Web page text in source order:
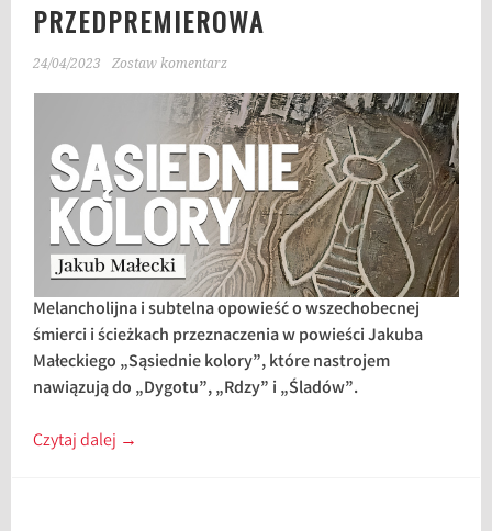
PRZEDPREMIEROWA
24/04/2023 Zostaw komentarz
Melancholijna i subtelna opowieść o wszechobecnej
śmierci i ścieżkach przeznaczenia w powieści Jakuba
Małeckiego „Sąsiednie kolory”, które nastrojem
nawiązują do „Dygotu”, „Rdzy” i „Śladów”.
Czytaj dalej →